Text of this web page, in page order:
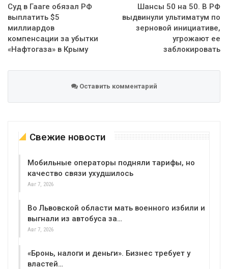
Суд в Гааге обязал РФ
выплатить $5
миллиардов
компенсации за убытки
«Нафтогаза» в Крыму
Шансы 50 на 50. В РФ
выдвинули ультиматум по
зерновой инициативе,
угрожают ее
заблокировать
Оставить комментарий
Свежие новости
Мобильные операторы подняли тарифы, но
качество связи ухудшилось
Авг 7, 2026
Во Львовской области мать военного избили и
выгнали из автобуса за…
Авг 7, 2026
«Бронь, налоги и деньги». Бизнес требует у
властей…